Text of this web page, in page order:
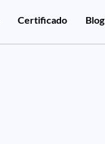
Certificado Blog